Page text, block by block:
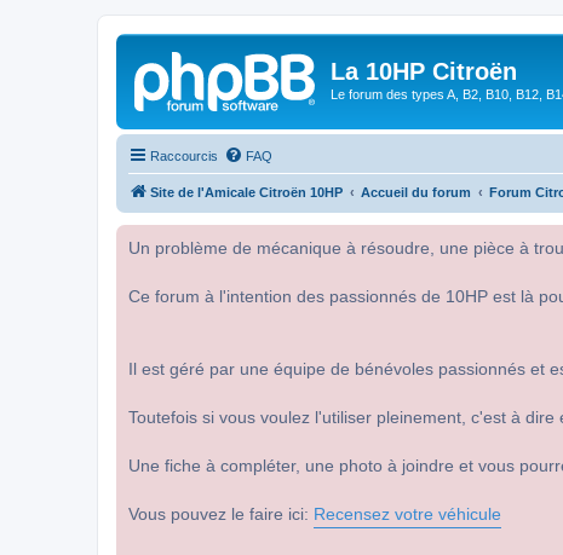
La 10HP Citroën
Le forum des types A, B2, B10, B12,
Raccourcis FAQ
Site de l'Amicale Citroën 10HP Accueil du forum Forum
Un problème de mécanique à résoudre, une pièce à
Ce forum à l'intention des passionnés de 10HP est là
Il est géré par une équipe de bénévoles passionnés et
Toutefois si vous voulez l'utiliser pleinement, c'est à
Une fiche à compléter, une photo à joindre et vous
Vous pouvez le faire ici: Recensez votre véhicule